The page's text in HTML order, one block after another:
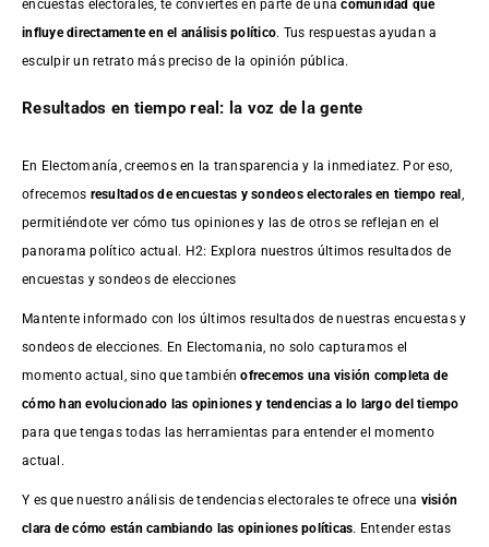
encuestas electorales, te conviertes en parte de unacomunidad que
influye directamente en el análisis político. Tus respuestas ayudan a
esculpir un retrato más preciso de la opinión pública.
Resultados en tiempo real: la voz de la gente
En Electomanía, creemos en la transparencia y la inmediatez. Por eso,
ofrecemos resultados deencuestas y sondeos electorales en tiempo real
permitiéndote ver cómo tus opiniones y las de otros se reflejan en el
panorama político actual. H2: Explora nuestros últimos resultados de
encuestas y sondeos de elecciones
Mantente informado con los últimos resultados de nuestras encuestasy
sondeos de elecciones. En Electomania, no solo capturamos el
momento actual, sino que tambiénofrecemos una visión completa de
cómo han evolucionado las opiniones y tendencias a lo largo del tiempo
para que tengas todas las herramientas para entender el momento
actual.
Y es que nuestro análisis de tendencias electorales te ofrece una visión
clara de cómo están cambiando las opiniones políticas. Entender estas